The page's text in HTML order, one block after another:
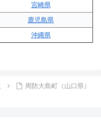
宮崎県
鹿児島県
沖縄県
周防大島町（山口県）